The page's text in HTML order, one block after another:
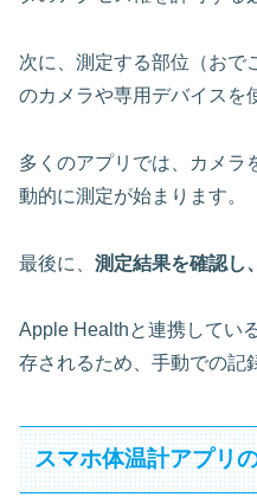
次に、 測定する部位（おで
のカメラや専用デバイスを
多くのアプリでは、カメラ
動的に測定が始まります。
最後に、 測定結果を確認し
Apple Healthと連携してい
存されるため、手動での記
スマホ体温計アプリ